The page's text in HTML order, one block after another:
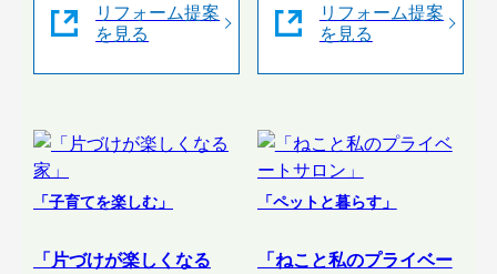
リフォーム提案
を見る
リフォーム提案
を見る
「子育てを楽しむ」
「片づけが楽しくなる
「ペットと暮らす」
「ねこと私のプライベー